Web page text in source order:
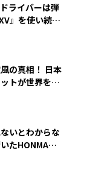
ライバーは弾
』を使い続け
の真相！ 日本
トが世界を席
いとわからな
たHONMA